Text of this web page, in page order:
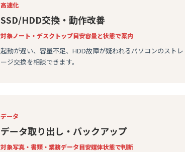
高速化
SSD/HDD交換・動作改善
起動が遅い、容量不足、HDD故障が疑われるパソコンのストレ
ージ交換を相談できます。
対象ノート・デスクトップ目安容量と状態で案内
データ
データ取り出し・バックアップ
対象写真・書類・業務データ目安媒体状態で判断